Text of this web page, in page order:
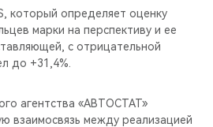
который определяет оценку
марки на перспективу и ее
с отрицательной
до +31,4%.
агентства «АВТОСТАТ»
взаимосвязь между реализацией